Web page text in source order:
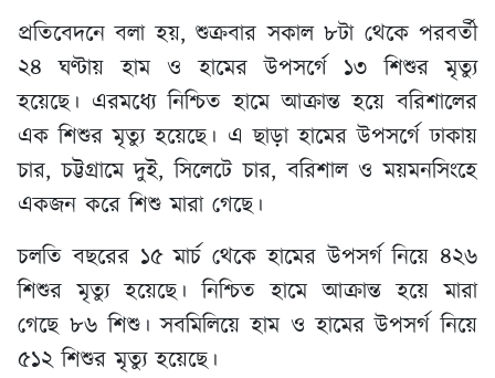
প্রতিবেদনে বলা হয়, শুক্রবার সকাল ৮টা থেকে পরবর্তী
২৪ ঘণ্টায় হাম ও হামের উপসর্গে ১৩ শিশুর মৃত্যু
হয়েছে। এরমধ্যে নিশ্চিত হামে আক্রান্ত হয়ে বরিশালের
এক শিশুর মৃত্যু হয়েছে। এ ছাড়া হামের উপসর্গে ঢাকায়
চার, চট্টগ্রামে দুই, সিলেটে চার, বরিশাল ও ময়মনসিংহে
একজন করে শিশু মারা গেছে।
চলতি বছরের ১৫ মার্চ থেকে হামের উপসর্গ নিয়ে ৪২৬
শিশুর মৃত্যু হয়েছে। নিশ্চিত হামে আক্রান্ত হয়ে মারা
গেছে ৮৬ শিশু। সবমিলিয়ে হাম ও হামের উপসর্গ নিয়ে
৫১২ শিশুর মৃত্যু হয়েছে।